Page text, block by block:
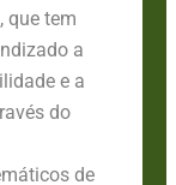
que tem
a
e a
do
de